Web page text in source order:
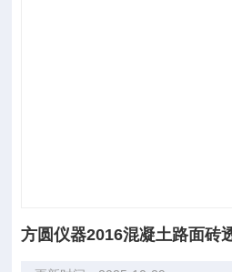
方圆仪器2016混凝土路面砖